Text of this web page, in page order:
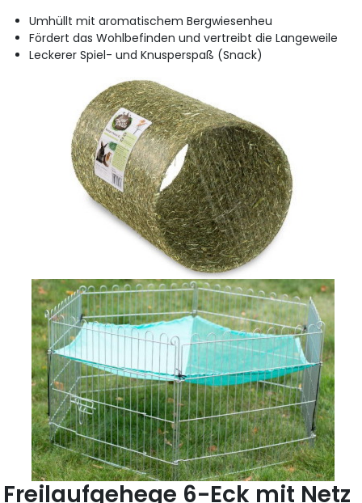
Umhüllt mit aromatischem Bergwiesenheu
Fördert das Wohlbefinden und vertreibt die Langeweile
Leckerer Spiel- und Knusperspaß (Snack)
Freilaufgehege 6-Eck mit Netz